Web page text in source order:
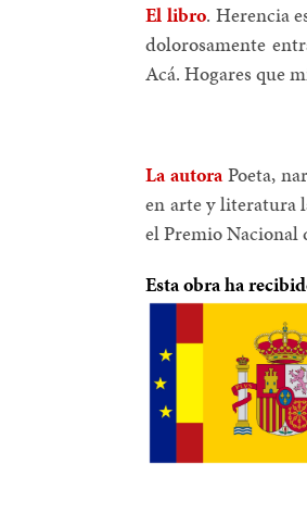
El libro. Herencia
dolorosamente
Acá. Hogares que
La autoraPoeta,
en arte y literatura
el Premio Nacional
Esta obra ha